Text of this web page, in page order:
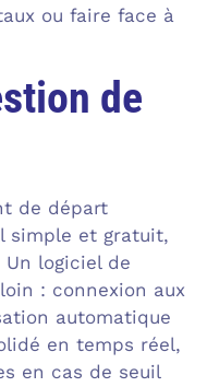
ou faire face à
de
de départ
simple et gratuit,
logiciel de
: connexion aux
automatique
en temps réel,
en cas de seuil